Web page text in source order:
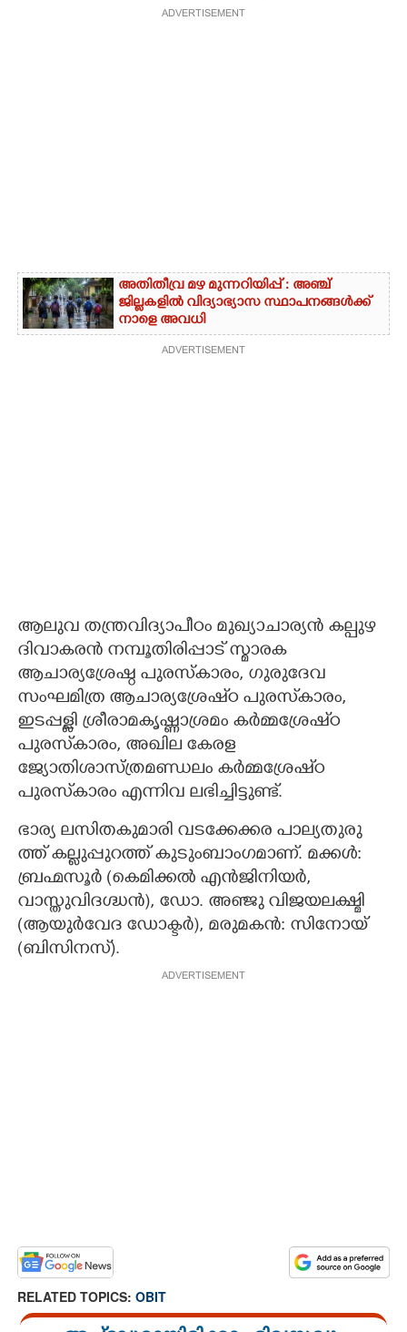
ADVERTISEMENT
അതിതീവ്ര മഴ മുന്നറിയിപ്പ് : അഞ്ച്
ജില്ലകളിൽ വിദ്യാഭ്യാസ സ്ഥാപനങ്ങൾക്ക്
നാളെ അവധി
ADVERTISEMENT
ആലുവ തന്ത്രവിദ്യാപീഠം മുഖ്യാചാര്യൻ കല്പുഴ
ദിവാകരൻ നമ്പൂതിരിപ്പാട് സ്മാരക
ആചാര്യശ്രേഷ്ഠ പുരസ്കാരം, ഗുരുദേവ
സംഘമിത്ര ആചാര്യശ്രേഷ്‌ഠ പുരസ്‌കാരം,
ഇടപ്പള്ളി ശ്രീരാമകൃഷ്ണ‌ാശ്രമം കർമ്മശ്രേഷ്‌ഠ
പുരസ്‌കാരം, അഖില കേരള
ജ്യോതിശാസ്ത്രമണ്ഡലം കർമ്മശ്രേഷ്‌ഠ
പുരസ്‌കാരം എന്നിവ ലഭിച്ചിട്ടുണ്ട്.
ഭാര്യ ​ല​സി​തകുമാരി വടക്കേക്കര പാ​ല്യ​തു​രു​
ത്ത് ​ക​ല്ലു​പ്പു​റ​ത്ത് കുടുംബാംഗമാണ്. മക്കൾ: ​
ബ്ര​ഹ്മ​സൂർ​ ​(കെമിക്കൽ എൻജിനിയർ,
വാസ്തുവിദഗ്ദ്ധൻ), ഡോ. അഞ്ജു വിജയലക്ഷ്മി​
(ആയു‌‌ർവേദ ഡോക്ടർ)​, മരുമകൻ: സിനോയ്
(ബിസിനസ്).
ADVERTISEMENT
RELATED TOPICS: OBIT